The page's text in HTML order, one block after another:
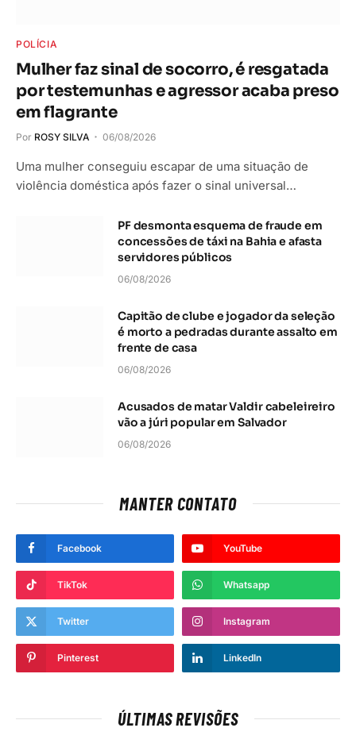
POLÍCIA
Mulher faz sinal de socorro, é resgatada
por testemunhas e agressor acaba preso
em flagrante
Por ROSY SILVA 06/08/2026
Uma mulher conseguiu escapar de uma situação de
violência doméstica após fazer o sinal universal…
PF desmonta esquema de fraude em
concessões de táxi na Bahia e afasta
servidores públicos
06/08/2026
Capitão de clube e jogador da seleção
é morto a pedradas durante assalto em
frente de casa
06/08/2026
Acusados de matar Valdir cabeleireiro
vão a júri popular em Salvador
06/08/2026
MANTER CONTATO
Facebook YouTube
TikTok Whatsapp
Twitter Instagram
Pinterest LinkedIn
ÚLTIMAS REVISÕES